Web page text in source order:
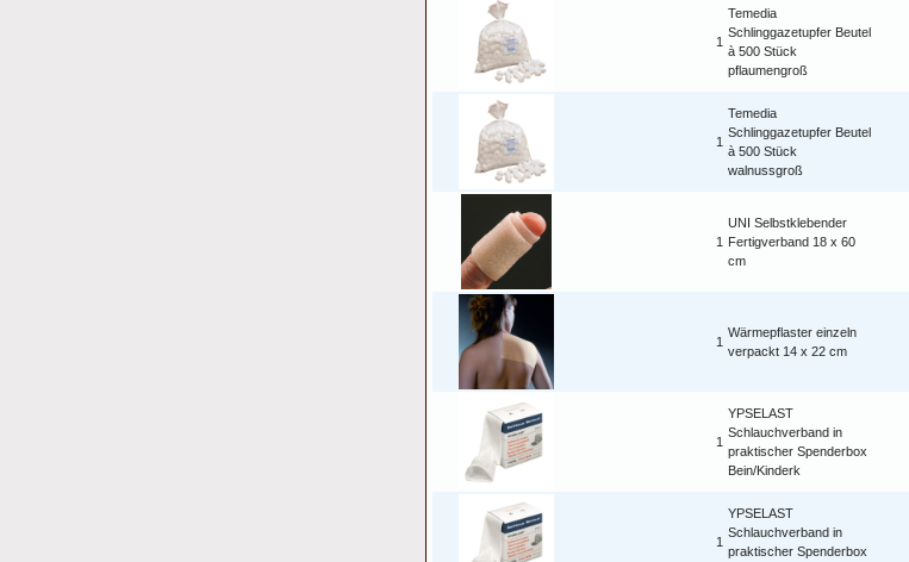
1
Temedia
Schlinggazetupfer Beutel
à 500 Stück
pflaumengroß
1
Temedia
Schlinggazetupfer Beutel
à 500 Stück
walnussgroß
1
UNI Selbstklebender
Fertigverband 18 x 60
cm
1
Wärmepflaster einzeln
verpackt 14 x 22 cm
1
YPSELAST
Schlauchverband in
praktischer Spenderbox
Bein/Kinderk
1
YPSELAST
Schlauchverband in
praktischer Spenderbox